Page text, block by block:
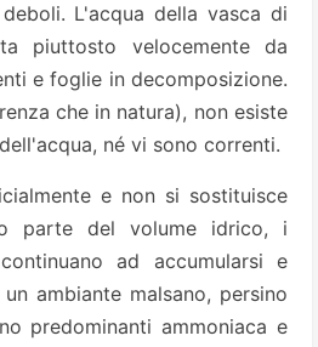
L'acqua della vasca di
piuttosto velocemente da
e foglie in decomposizione.
che in natura), non esiste
né vi sono correnti.
e non si sostituisce
parte del volume idrico, i
ad accumularsi e
ambiante malsano, persino
predominanti ammoniaca e